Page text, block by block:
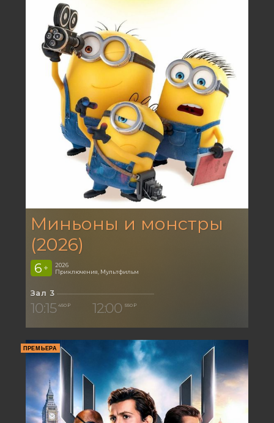
Миньоны и монстры
(2026)
6 +
2026
Приключения, Мультфильм
Зал 3
10:15 450 ₽ 12:00 550 ₽
ПРЕМЬЕРА